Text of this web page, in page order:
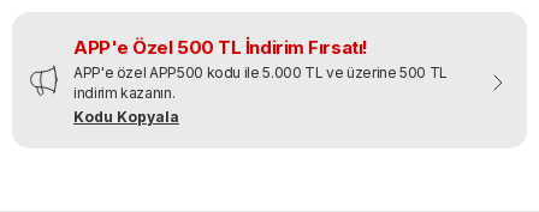
APP'e Özel 500 TL İndirim Fırsatı!
APP'e özel APP500 kodu ile 5.000 TL ve üzerine 500 TL
indirim kazanın.
Kodu Kopyala